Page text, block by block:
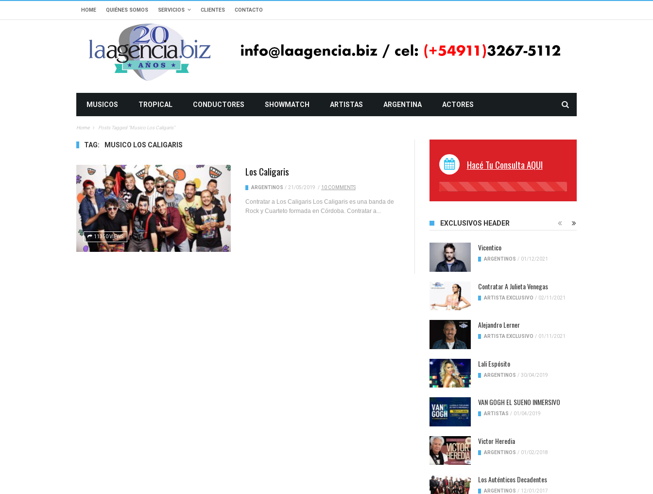
HOME QUIÉNES SOMOS SERVICIOS CLIENTES CONTACTO
MUSICOS TROPICAL CONDUCTORES SHOWMATCH ARTISTAS ARGENTINA ACTORES
Home Posts Tagged "musico Los Caligaris"
TAG: MUSICO LOS CALIGARIS
11350 VIEWS
Los Caligaris
ARGENTINOS / 21/05/2019 / 10 COMMENTS
Contratar a Los Caligaris Los Caligaris es una banda de
Rock y Cuarteto formada en Córdoba. Contratar a...
Hacé Tu Consulta AQUI
45%
EXCLUSIVOS HEADER
Vicentico
ARGENTINOS / 01/12/2021
Contratar A Julieta Venegas
ARTISTA EXCLUSIVO / 02/11/2021
Alejandro Lerner
ARTISTA EXCLUSIVO / 01/11/2021
Lali Espósito
ARGENTINOS / 30/04/2019
VAN GOGH EL SUENO INMERSIVO
ARTISTAS / 01/04/2019
Victor Heredia
ARGENTINOS / 01/02/2018
Los Auténticos Decadentes
ARGENTINOS / 12/01/2017